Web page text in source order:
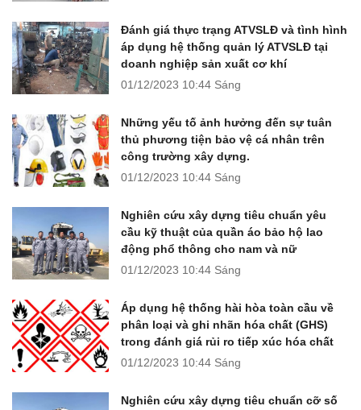
Đánh giá thực trạng ATVSLĐ và tình hình
áp dụng hệ thống quản lý ATVSLĐ tại
doanh nghiệp sản xuất cơ khí
01/12/2023 10:44 Sáng
Những yếu tố ảnh hưởng đến sự tuân
thủ phương tiện bảo vệ cá nhân trên
công trường xây dựng.
01/12/2023 10:44 Sáng
Nghiên cứu xây dựng tiêu chuẩn yêu
cầu kỹ thuật của quần áo bảo hộ lao
động phổ thông cho nam và nữ
01/12/2023 10:44 Sáng
Áp dụng hệ thống hài hòa toàn cầu về
phân loại và ghi nhãn hóa chất (GHS)
trong đánh giá rủi ro tiếp xúc hóa chất
01/12/2023 10:44 Sáng
Nghiên cứu xây dựng tiêu chuẩn cỡ số